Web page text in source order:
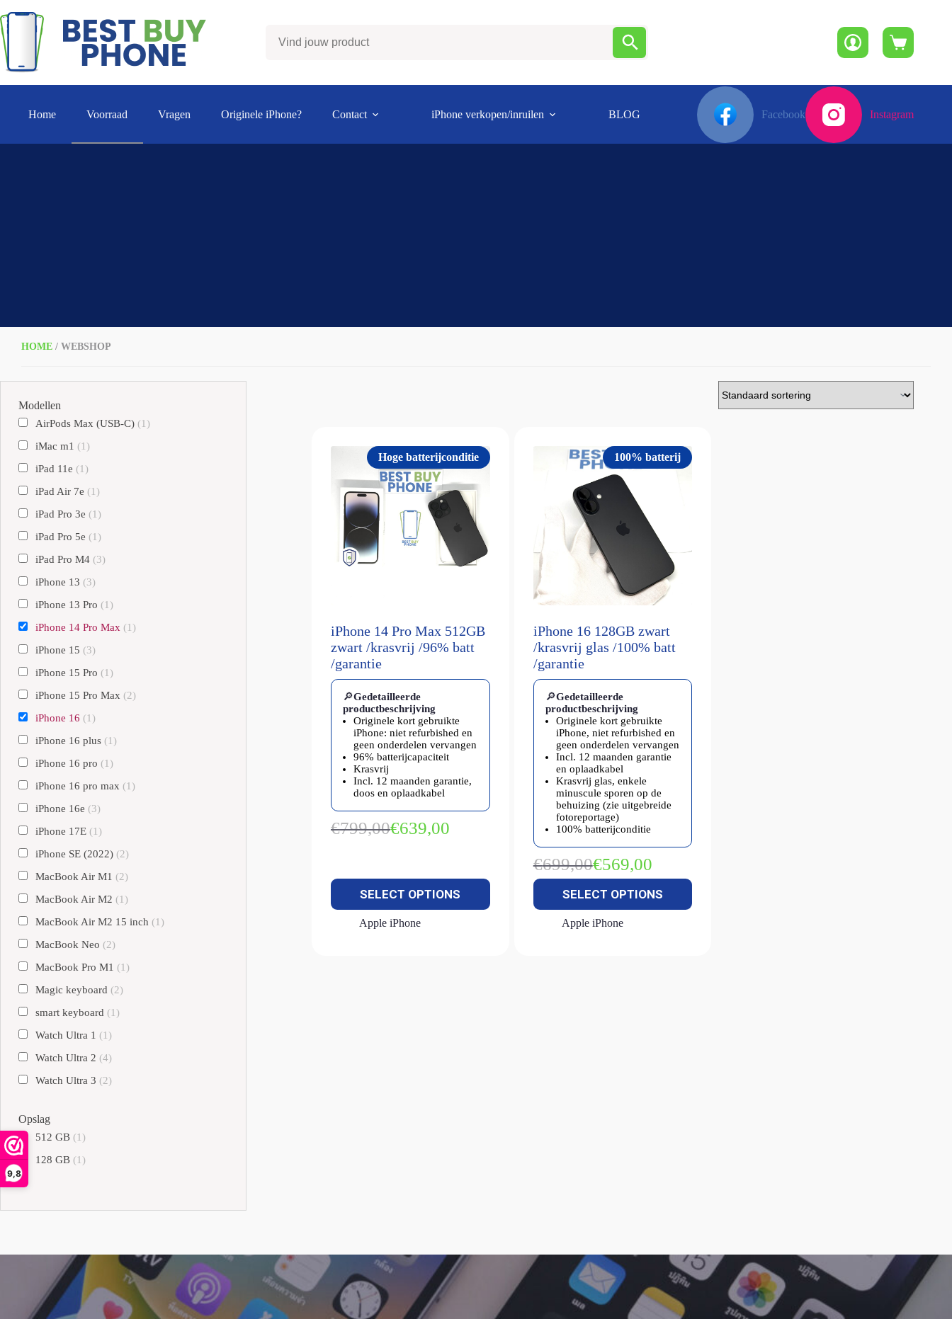
9,8
naar
de
inhoud
Winkelwagen
Home Voorraad Vragen Originele iPhone? Contact iPhone verkopen/inruilen BLOG Facebook Instagram
HOME / WEBSHOP
Hoge batterijconditie
iPhone 14 Pro Max 512GB
zwart /krasvrij /96% batt
/garantie
🔎Gedetailleerde
productbeschrijving
Originele kort gebruikte
iPhone: niet refurbished en
geen onderdelen vervangen
96% batterijcapaciteit
Krasvrij
Incl. 12 maanden garantie,
doos en oplaadkabel
€799,00Oorspronkelijke
€639,00
Huidige
SELECT OPTIONS
Apple iPhone
100% batterij
iPhone 16 128GB zwart
/krasvrij glas /100% batt
/garantie
🔎Gedetailleerde
productbeschrijving
Originele kort gebruikte
iPhone, niet refurbished en
geen onderdelen vervangen
Incl. 12 maanden garantie
en oplaadkabel
Krasvrij glas, enkele
minuscule sporen op de
behuizing (zie uitgebreide
fotoreportage)
100% batterijconditie
€699,00Oorspronkelijke
prijs
was:
€699,00.
€569,00
Huidige
prijs
is:
€569,00.
SELECT OPTIONS
Apple iPhone
Modellen
AirPods Max (USB-C) (1)
iMac m1 (1)
iPad 11e (1)
iPad Air 7e (1)
iPad Pro 3e (1)
iPad Pro 5e (1)
iPad Pro M4 (3)
iPhone 13 (3)
iPhone 13 Pro (1)
iPhone 14 Pro Max (1)
iPhone 15 (3)
iPhone 15 Pro (1)
iPhone 15 Pro Max (2)
iPhone 16 (1)
iPhone 16 plus (1)
iPhone 16 pro (1)
iPhone 16 pro max (1)
iPhone 16e (3)
iPhone 17E (1)
iPhone SE (2022) (2)
MacBook Air M1 (2)
MacBook Air M2 (1)
MacBook Air M2 15 inch (1)
MacBook Neo (2)
MacBook Pro M1 (1)
Magic keyboard (2)
smart keyboard (1)
Watch Ultra 1 (1)
Watch Ultra 2 (4)
Watch Ultra 3 (2)
Opslag
512 GB (1)
128 GB (1)